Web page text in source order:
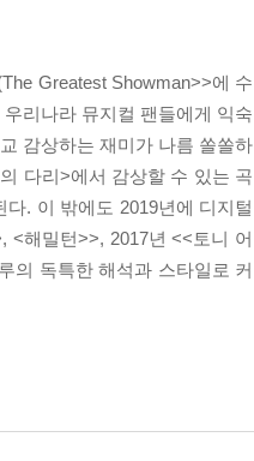
Greatest Showman>>에 수
리나라 뮤지컬 팬들에게 익숙
감상하는 재미가 나름 쏠쏠하
다리>에서 감상할 수 있는 곡
. 이 밖에도 2019년에 디지털
<해밀턴>>, 2017년 <<토니 어
의 독특한 해석과 스타일로 커